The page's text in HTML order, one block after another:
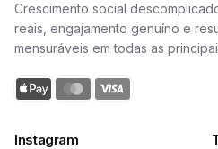
Crescimento social
reais, engajamento genuíno e
mensuráveis em todas as
Instagram